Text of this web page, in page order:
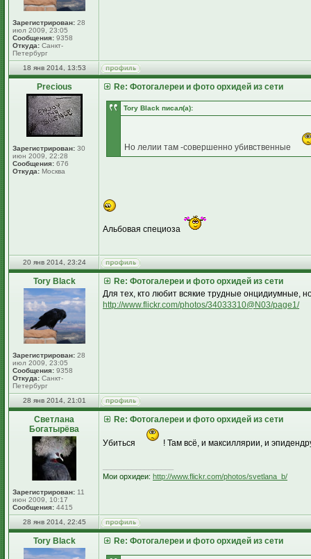
Зарегистрирован: 28
июл 2009, 23:05
Сообщения: 9358
Откуда: Санкт-
Петербург
18 янв 2014, 13:53
Precious
Зарегистрирован: 30
июн 2009, 22:28
Сообщения: 676
Откуда: Москва
Re: Фотогалереи и фото орхидей из сети
Tory Black писал(а):
Но лелии там -совершенно убивственные
Альбовая специоза
20 янв 2014, 23:24
Tory Black
Зарегистрирован: 28
июл 2009, 23:05
Сообщения: 9358
Откуда: Санкт-
Петербург
Re: Фотогалереи и фото орхидей из сети
Для тех, кто любит всякие трудные онцидиумные,
http://www.flickr.com/photos/34033310@N03/page1/
28 янв 2014, 21:01
Светлана
Богатырёва
Зарегистрирован: 11
июн 2009, 10:17
Сообщения: 4415
Re: Фотогалереи и фото орхидей из сети
Убиться ! Там всё, и максиллярии, и
Мои орхидеи: http://www.flickr.com/photos/svetlana_b/
28 янв 2014, 22:45
Tory Black Re: Фотогалереи и фото орхидей из сети